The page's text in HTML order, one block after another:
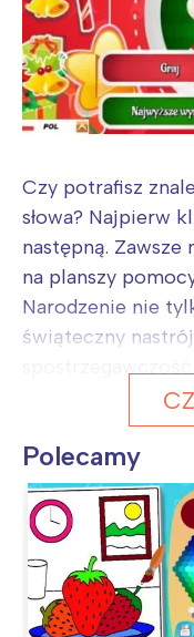
Czy potrafisz
słowa? Najpierw
następną.
na planszy
Narodzenie nie
świąteczny
Polecamy